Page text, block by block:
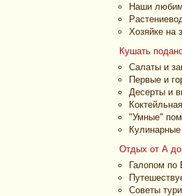
Наши
Хозяйке на
Кушать
Салаты и
Первые и
Десерты и
"Умные"
Отдых от А
Галопом по
Советы